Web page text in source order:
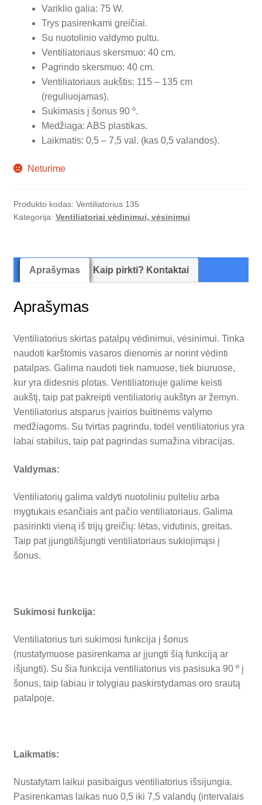
Variklio galia: 75 W.
Trys pasirenkami greičiai.
Su nuotolinio valdymo pultu.
Ventiliatoriaus skersmuo: 40 cm.
Pagrindo skersmuo: 40 cm.
Ventiliatoriaus aukštis: 115 – 135 cm
(reguliuojamas).
Sukimasis į šonus 90 º.
Medžiaga: ABS plastikas.
Laikmatis: 0,5 – 7,5 val. (kas 0,5 valandos).
Neturime
Produkto kodas: Ventiliatorius 135
Kategorija: Ventiliatoriai vėdinimui, vėsinimui
Aprašymas Kaip pirkti? Kontaktai
Aprašymas
Ventiliatorius skirtas patalpų vėdinimui, vėsinimui. Tinka
naudoti karštomis vasaros dienomis ar norint vėdinti
patalpas. Galima naudoti tiek namuose, tiek biuruose,
kur yra didesnis plotas. Ventiliatoriuje galime keisti
aukštį, taip pat pakreipti ventiliatorių aukštyn ar žemyn.
Ventiliatorius atsparus įvairios buitinėms valymo
medžiagoms. Su tvirtas pagrindu, todėl ventiliatorius yra
labai stabilus, taip pat pagrindas sumažina vibracijas.
Valdymas:
Ventiliatorių galima valdyti nuotoliniu pulteliu arba
mygtukais esančiais ant pačio ventiliatoriaus. Galima
pasirinkti vieną iš trijų greičių: lėtas, vidutinis, greitas.
Taip pat įjungti/išjungti ventiliatoriaus sukiojimąsi į
šonus.
Sukimosi funkcija:
Ventiliatorius turi sukimosi funkcija į šonus
(nustatymuose pasirenkama ar įjungti šią funkciją ar
išjungti). Su šia funkcija ventiliatorius vis pasisuka 90 º į
šonus, taip labiau ir tolygiau paskirstydamas oro srautą
patalpoje.
Laikmatis:
Nustatytam laikui pasibaigus ventiliatorius išsijungia.
Pasirenkamas laikas nuo 0,5 iki 7,5 valandų (intervalais